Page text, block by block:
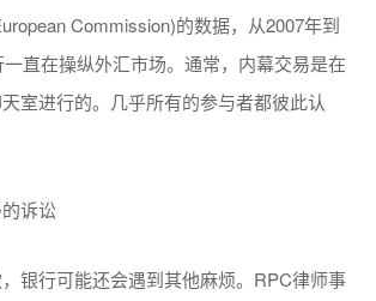
Commission)的数据，从2007年到
直在操纵外汇市场。通常，内幕交易是在
室进行的。几乎所有的参与者都彼此认
诉讼
银行可能还会遇到其他麻烦。RPC律师事